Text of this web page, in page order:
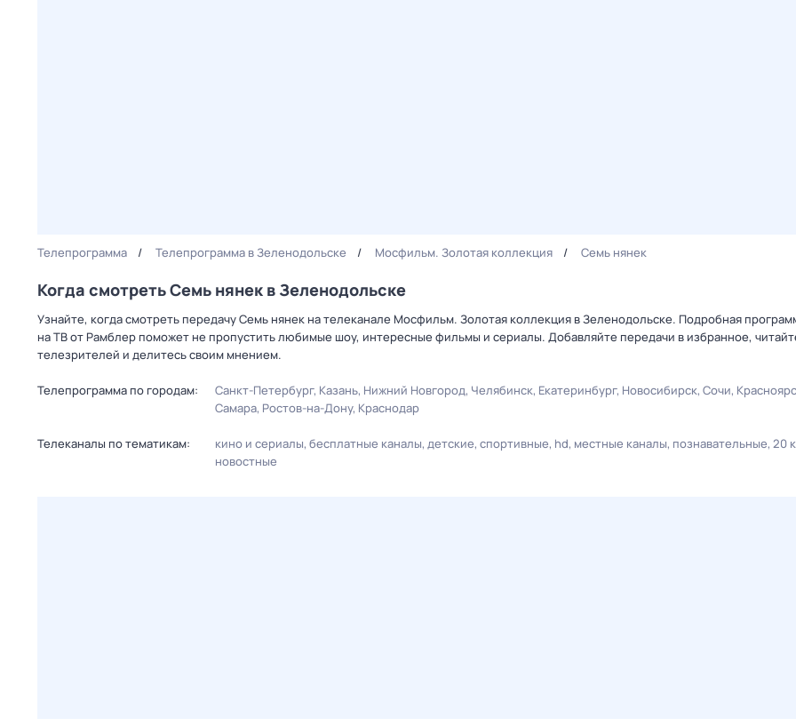
Телепрограмма Телепрограмма в Зеленодольске Мосфильм. Золотая коллекция Семь нянек
Когда смотреть Семь нянек в Зеленодольске
Узнайте, когда смотреть передачу Семь нянек на телеканале Мосфильм. Золотая коллекция в Зеленодольске. Подробная
на ТВ от Рамблер поможет не пропустить любимые шоу, интересные фильмы и сериалы. Добавляйте передачи в избранное,
телезрителей и делитесь своим мнением.
Телепрограмма по городам: Санкт-Петербург Казань Нижний Новгород Челябинск Екатеринбург Новосибирск Сочи
Самара Ростов-на-Дону Краснодар
Телеканалы по тематикам: кино и сериалы бесплатные каналы детские спортивные hd местные каналы познавательные 20
новостные